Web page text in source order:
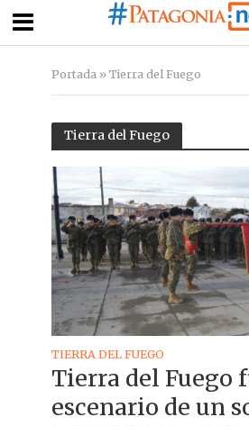
Portada» Tierra del Fuego
Tierra del Fuego
TIERRA DEL FUEGO
Tierra del Fuego
escenario de un